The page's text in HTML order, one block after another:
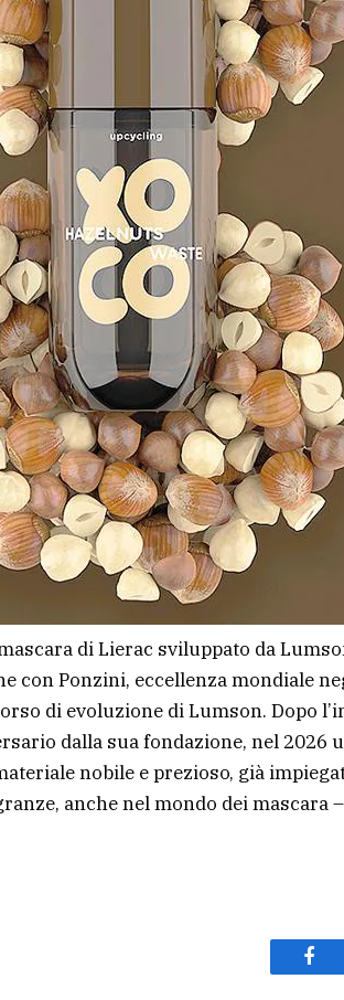
di Lierac sviluppato da
con Ponzini, eccellenza mondiale
di evoluzione di Lumson. Dopo
dalla sua fondazione, nel 2026
nobile e prezioso, già
anche nel mondo dei mascara